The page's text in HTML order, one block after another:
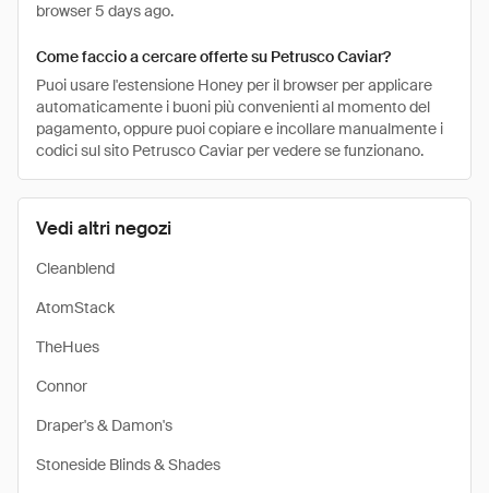
Vedi altri negozi
Cleanblend
AtomStack
TheHues
Connor
Draper's & Damon's
Stoneside Blinds & Shades
browser 5 days ago.
Come faccio a cercare offerte su Petrusco Caviar?
Puoi usare l'estensione Honey per il browser per applicare
automaticamente i buoni più convenienti al momento del
pagamento, oppure puoi copiare e incollare manualmente i
codici sul sito Petrusco Caviar per vedere se funzionano.